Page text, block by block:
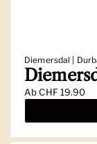
Diemersdal |
AbCHF 19.90